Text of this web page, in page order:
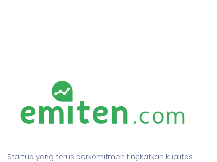
Startup yang terus berkomitmen tingkatkan kualitas